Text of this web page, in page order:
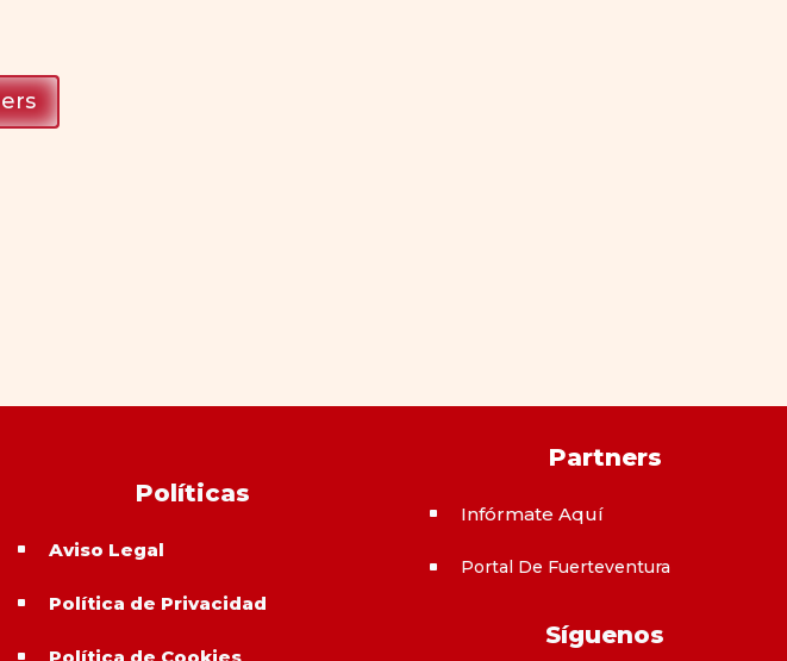
Políticas
^ Aviso Legal
^ Política de Privacidad
^
Partners
^ Infórmate Aquí
^ Portal De Fuerteventura
Síguenos